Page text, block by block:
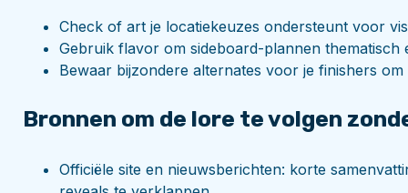
Check of art je locatiekeuzes ondersteunt voor
Gebruik flavor om sideboard-plannen thematisch
Bewaar bijzondere alternates voor je finishers
Bronnen om de lore te volgen
Officiële site en nieuwsberichten: korte